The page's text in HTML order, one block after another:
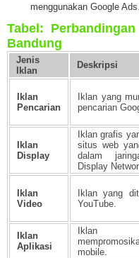
menggunakan Google Ads.
Tabel:
Bandung
Jenis
Iklan
Deskripsi
Iklan
Pencarian
Iklan yang
pencarian
Iklan
Display
Iklan grafis
situs web
dalam
Display
Iklan
Video
Iklan yang
YouTube.
Iklan
Aplikasi
Iklan
mobile.